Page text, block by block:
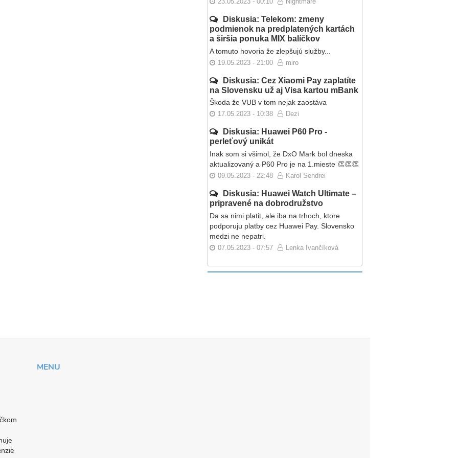
Diskusia: Telekom: zmeny
podmienok na predplatených kartách
a širšia ponuka MIX balíčkov
A tomuto hovoria že zlepšujú služby...
19.05.2023 - 21:00 miro
Diskusia: Cez Xiaomi Pay zaplatíte
na Slovensku už aj Visa kartou mBank
Škoda že VUB v tom nejak zaostáva
17.05.2023 - 10:38 Dezi
Diskusia: Huawei P60 Pro -
perleťový unikát
Inak som si všimol, že DxO Mark bol dneska
aktualizovaný a P60 Pro je na 1.mieste 👏👏👏
09.05.2023 - 22:48 Karol Sendrei
Diskusia: Huawei Watch Ultimate –
pripravené na dobrodružstvo
Da sa nimi platit, ale iba na trhoch, ktore
podporuju platby cez Huawei Pay. Slovensko
medzi ne nepatri.
07.05.2023 - 07:57 Lenka Ivančíková
MENU